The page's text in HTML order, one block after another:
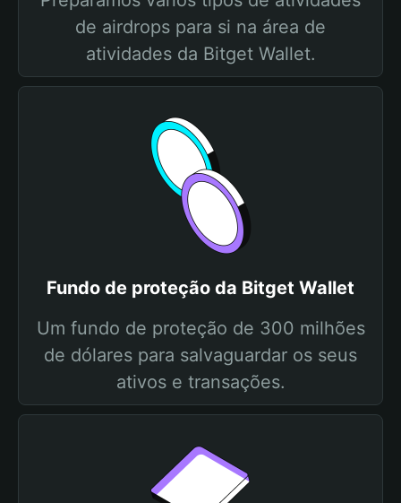
de airdrops para si na área de
atividades da Bitget Wallet.
Fundo de proteção da Bitget Wallet
Um fundo de proteção de 300 milhões
de dólares para salvaguardar os seus
ativos e transações.